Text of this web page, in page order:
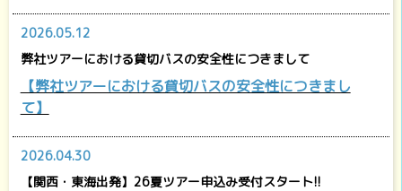
2026.05.12
弊社ツアーにおける貸切バスの安全性につきまして
【弊社ツアーにおける貸切バスの安全性につきまし
て】
2026.04.30
【関西・東海出発】26夏ツアー申込み受付スタート!!